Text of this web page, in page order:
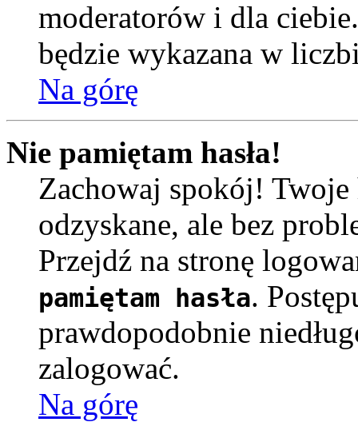
moderatorów i dla
będzie wykazana w
Na górę
Nie pamiętam hasła!
Zachowaj spokój! Twoje
odzyskane, ale bez
Przejdź na stronę
pamiętam hasła.
prawdopodobnie
zalogować.
Na górę